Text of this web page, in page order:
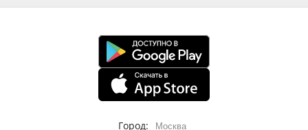
Город: Москва